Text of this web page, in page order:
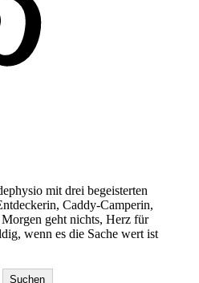
mit drei begeisterten
Caddy-Camperin,
geht nichts, Herz für
wenn es die Sache wert ist
Suchen